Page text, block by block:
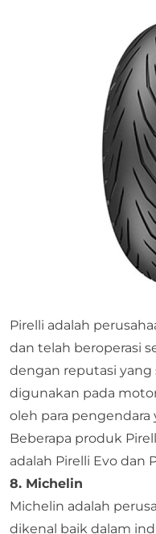
Pirelli adalah
dan telah beroperasi
dengan reputasi yang
digunakan pada
oleh para
Beberapa produk
adalah Pirelli Evo dan
8. Michelin
Michelin adalah
dikenal baik dalam